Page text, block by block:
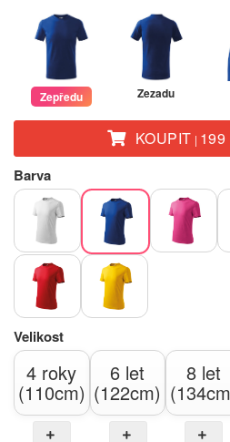
Zepředu Zezadu
KOUPIT |
Barva
Velikost
4 roky
(110cm)
6 let
(122cm)
8 let